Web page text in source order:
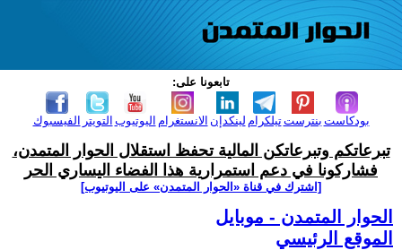
تابعونا على:
الفيسبوك التويتر اليوتيوب الانستغرام لينكدإن تيلكرامبنترست بودكاست
تبرعاتكم وتبرعاتكن المالية تحفظ استقلال الحوار المتمدن،
فشاركونا في دعم استمرارية هذا الفضاء اليساري الحر
[اشترك في قناة ‫«الحوار المتمدن» على اليوتيوب]
الحوار المتمدن - موبايل
الموقع الرئيسي